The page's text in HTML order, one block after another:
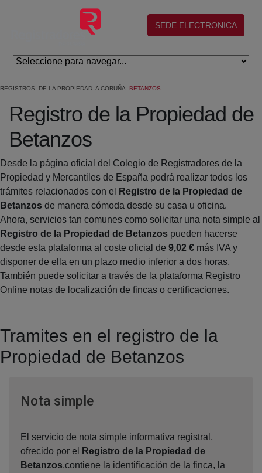
Salta al contingut principal
(abre en nueva ventana)
SEDE ELECTRONICA
REGISTROS DE LA PROPIEDAD A CORUÑA BETANZOS
Registro de la Propiedad de
Betanzos
Desde la página oficial del Colegio de Registradores de la
Propiedad y Mercantiles de España podrá realizar todos los
trámites relacionados con el
Registro de la Propiedad de
Betanzos de manera cómoda desde su casa u oficina.
Ahora, servicios tan comunes como solicitar una nota simple al
Registro de la Propiedad de Betanzos pueden hacerse
desde esta plataforma al coste oficial de 9,02 € más IVA y
disponer de ella en un plazo medio inferior a dos horas.
También puede solicitar a través de la plataforma Registro
Online notas de localización de fincas o certificaciones.
Tramites en el registro de la
Propiedad de Betanzos
Nota simpleVentana nueva
El servicio de nota simple informativa registral,
ofrecido por el
Registro de la Propiedad de
Betanzos,contiene la identificación de la finca, la